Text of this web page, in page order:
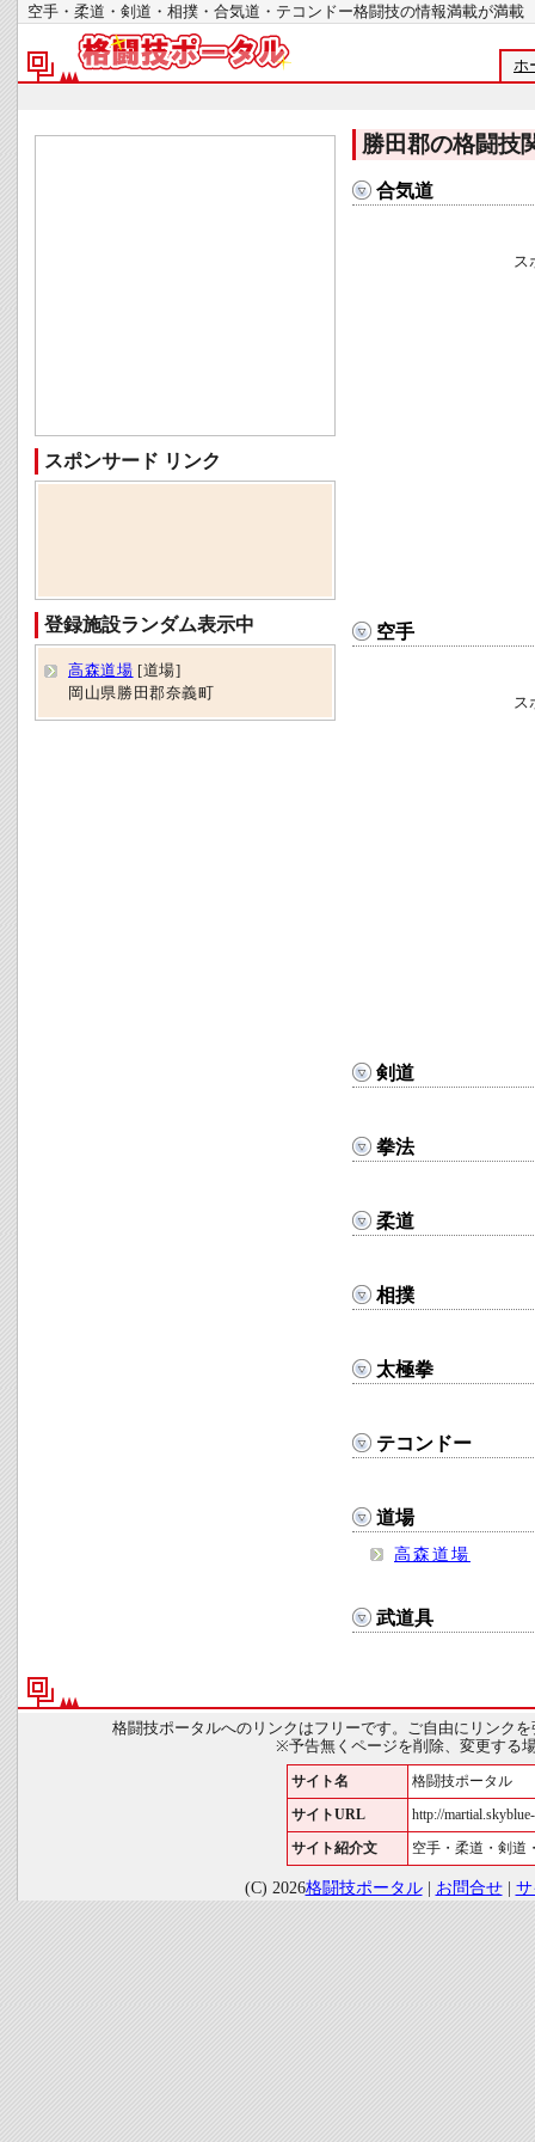
空手・柔道・剣道・相撲・合気道・テコンドー格闘技の情報満載が
ホ
勝田郡の格闘技
合気道
ス
空手
ス
剣道
拳法
柔道
相撲
太極拳
テコンドー
道場
高森道場
武道具
スポンサード リンク
登録施設ランダム表示中
高森道場 [道場]
岡山県勝田郡奈義町
格闘技ポータルへのリンクはフリーです。ご自由にリンク
※予告無くページを削除、変更する
サイト名 格闘技ポータル
サイトURL http://
サイト紹介文 空手・柔道・剣道
(C) 2026格闘技ポータル| お問合せ|